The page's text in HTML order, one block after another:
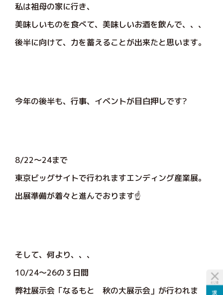
私は祖母の家に行き、
美味しいものを食べて、美味しいお酒を飲んで、、、
後半に向けて、力を蓄えることが出来たと思います。
今年の後半も、行事、イベントが目白押しです?
8/22～24まで
東京ビッグサイトで行われますエンディング産業展。
出展準備が着々と進んでおります☝️
そして、何より、、、
10/24～26の３日間
弊社展示会「なるもと 秋の大展示会」が行われま